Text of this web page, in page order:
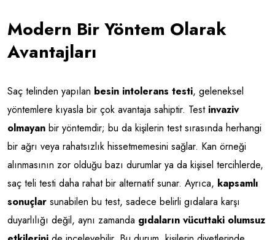
Modern Bir Yöntem Olarak
Avantajları
Saç telinden yapılan besin intolerans testi, geleneksel
yöntemlere kıyasla bir çok avantaja sahiptir. Test invaziv
olmayan bir yöntemdir; bu da kişilerin test sırasında herhangi
bir ağrı veya rahatsızlık hissetmemesini sağlar. Kan örneği
alınmasının zor olduğu bazı durumlar ya da kişisel tercihlerde,
saç teli testi daha rahat bir alternatif sunar. Ayrıca, kapsamlı
sonuçlar sunabilen bu test, sadece belirli gıdalara karşı
duyarlılığı değil, aynı zamanda gıdaların vücuttaki olumsuz